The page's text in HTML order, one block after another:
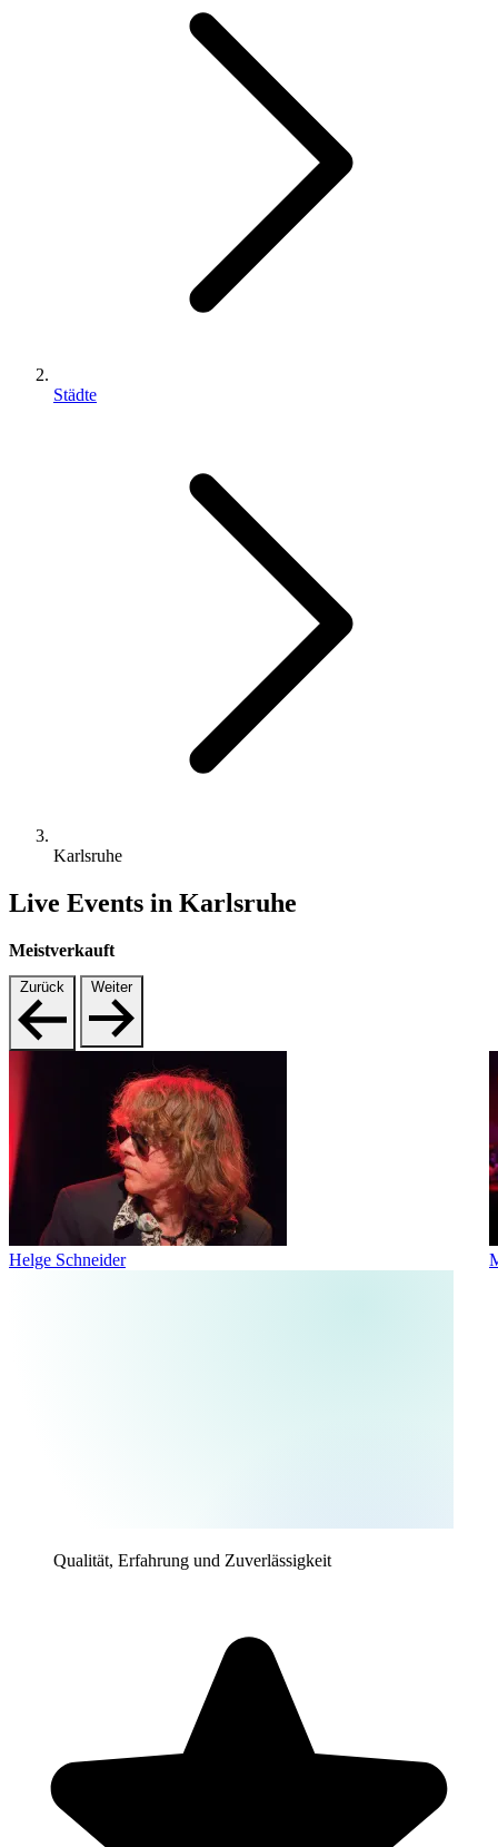
Städte
Karlsruhe
Live Events in Karlsruhe
Meistverkauft
Zurück Weiter
Helge Schneider
Qualität, Erfahrung und Zuverlässigkeit